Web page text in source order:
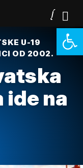
U-19
OD 2002.
ide na